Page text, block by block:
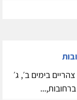
בימים ב׳, ג׳